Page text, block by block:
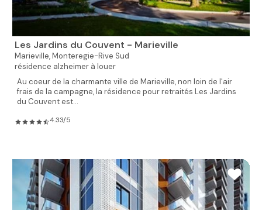
Les Jardins du Couvent - Marieville
Marieville,Monteregie-Rive Sud
résidence alzheimer à louer
Au coeur de la charmante ville de Marieville, non loin de l'air
frais de la campagne, la résidence pour retraités Les Jardins
du Couvent est...
4.33/5